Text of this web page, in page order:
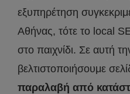
εξυπηρέτηση
Αθήνας, τότε το local
στο παιχνίδι. Σε αυτή
βελτιστοποιήσουμε
παραλαβή από